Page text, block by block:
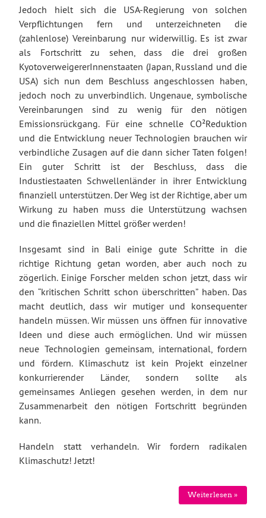
Jedoch hielt sich die USA-Regierung von solchen
Verpflichtungen fern und unterzeichneten die
(zahlenlose) Vereinbarung nur widerwillig. Es ist zwar
als Fortschritt zu sehen, dass die drei großen
KyotoverweigererInnenstaaten (Japan, Russland und die
USA) sich nun dem Beschluss angeschlossen haben,
jedoch noch zu unverbindlich. Ungenaue, symbolische
Vereinbarungen sind zu wenig für den nötigen
Emissionsrückgang. Für eine schnelle CO²Reduktion
und die Entwicklung neuer Technologien brauchen wir
verbindliche Zusagen auf die dann sicher Taten folgen!
Ein guter Schritt ist der Beschluss, dass die
Industiestaaten Schwellenländer in ihrer Entwicklung
finanziell unterstützen. Der Weg ist der Richtige, aber um
Wirkung zu haben muss die Unterstützung wachsen
und die finaziellen Mittel größer werden!
Insgesamt sind in Bali einige gute Schritte in die
richtige Richtung getan worden, aber auch noch zu
zögerlich. Einige Forscher melden schon jetzt, dass wir
den “kritischen Schritt schon überschritten” haben. Das
macht deutlich, dass wir mutiger und konsequenter
handeln müssen. Wir müssen uns öffnen für innovative
Ideen und diese auch ermöglichen. Und wir müssen
neue Technologien gemeinsam, international, fordern
und fördern. Klimaschutz ist kein Projekt einzelner
konkurrierender Länder, sondern sollte als
gemeinsames Anliegen gesehen werden, in dem nur
Zusammenarbeit den nötigen Fortschritt begründen
kann.
Handeln statt verhandeln. Wir fordern radikalen
Klimaschutz! Jetzt!
Weiterlesen »